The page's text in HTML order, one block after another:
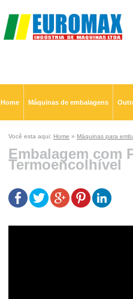
Home Máquinas de embalagens
Você esta aqui: Home » Máquinas para
Embalagem com
Termoencolhível